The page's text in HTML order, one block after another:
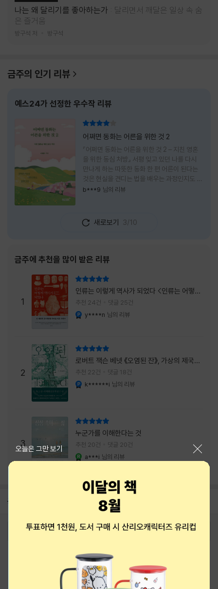
나는 왜 달리기를 좋아하는가
달리면서 깨달은 일상 속 숨
은 즐거움
방구석 저 방구석
금주의 인기 리뷰
예스24가 선정한 우수작 리뷰
어쩌면 동화는 어른을 위한 것 2
『어쩌면 동화는 어른을 위한 것 2 – 지친 영혼
을 위한 동심 처방』 서평 잊고 있던 나를 다시
만나게 하는 따뜻한 동화 한 편 어른이 된다는
것은 현실을 견디는 법을 배우는 과정인지도 모
른다. 해야 할 일은 늘어나고, 책임은 무거워지
효율과 성과를 먼저 생각하는 사람이 되어간다.
『어쩌면 동화는 어른을 위한 것 2 – 지친 영혼
목을 보았을 때는 동화를 다시 읽는 감성 에세
이 정도로 생각했다. 하지만 책장을 넘길수록
깨닫게 된다. 동화는 아이들만을 위한 이야기가
아니라, 삶에 지친 어른들의 마음을 치유하는
가장 순수한 언어라는 사실을 말이다. 이 책은
익숙한
b***9 님의 리뷰
새로보기 3/10
금주에 추천을 많이 받은 리뷰
1
인류는 이렇게 역사가 되었다 <인류는 어떻게
역사가 되었나>
추천 24건 댓글 25건
y****n 님의 리뷰
2
로버트 잭슨 베넷 《오염된 잔》, 가상의 제국이
주는 실감과 미스터리 사건의 치밀함이 이루어
내는 최상의 시너지...
추천 22건 댓글 18건
k******i 님의 리뷰
3
누군가를 이해한다는 것
추천 20건 댓글 20건
a***i 님의 리뷰
공지
2026-08-01
오늘은 그만 보기
로그인 최근 본 상품 주문/배송
티켓 1544-6399
eBook 1:1문의/채팅상담
예스이십사(주) 사업자 정보